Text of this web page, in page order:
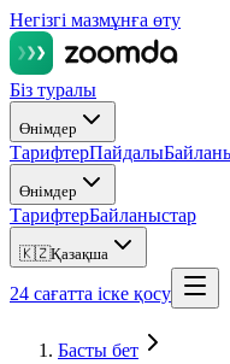
Негізгі мазмұнға өту
Біз туралы
Өнімдер
ТарифтерПайдалы
Өнімдер
ТарифтерБайланыстар
🇰🇿Қазақша
24 сағатта іске қосу
Басты бет